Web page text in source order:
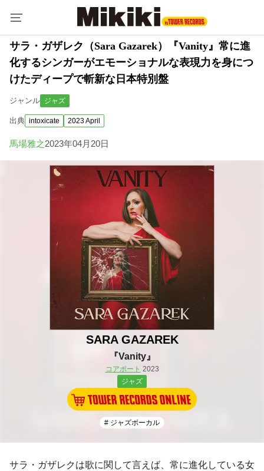
サラ・ガザレク（Sara Gazarek）『Vanity』常に進
化するシンガーがエモーショナルな表現力を身につ
けたディープで斬新な日本特別盤
ジャンル ジャズ
出典 intoxicate 2023 April
馬場雅之2023年04月20日
SARA GAZAREK
『Vanity』
コアポート 2023
ジャズ
# ジャズボーカル
サラ・ガザレクは歌に関して言えば、常に進化している女